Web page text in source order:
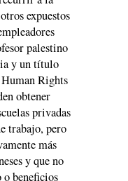
expuestos
palestino
y un título
Rights
obtener
privadas
trabajo, pero
más
y que no
o beneficios